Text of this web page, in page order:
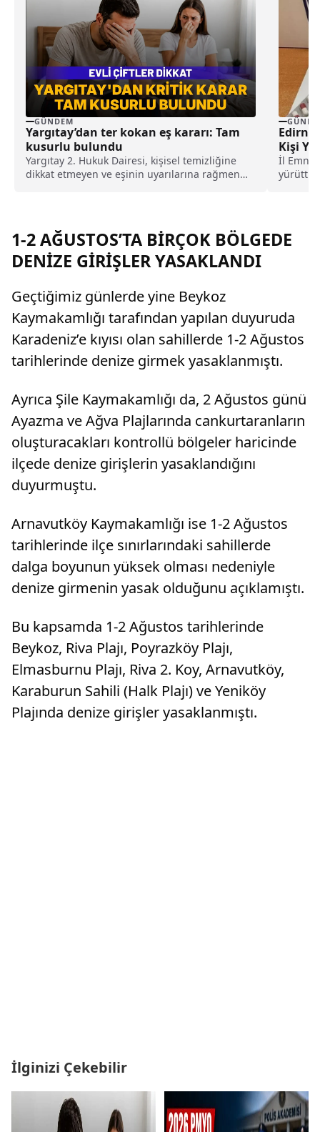
GÜNDEM
Yargıtay’dan ter kokan eş kararı: Tam
kusurlu bulundu
Yargıtay 2. Hukuk Dairesi, kişisel temizliğine
dikkat etmeyen ve eşinin uyarılarına rağmen
lira tazminat ödemesine karar verildi.
Kişi
İl
1-2 AĞUSTOS’TA BİRÇOK BÖLGEDE
DENİZE GİRİŞLER YASAKLANDI
Geçtiğimiz günlerde yine Beykoz
Kaymakamlığı tarafından yapılan duyuruda
Karadeniz’e kıyısı olan sahillerde 1-2 Ağustos
tarihlerinde denize girmek yasaklanmıştı.
Ayrıca Şile Kaymakamlığı da, 2 Ağustos günü
Ayazma ve Ağva Plajlarında cankurtaranların
oluşturacakları kontrollü bölgeler haricinde
ilçede denize girişlerin yasaklandığını
duyurmuştu.
Arnavutköy Kaymakamlığı ise 1-2 Ağustos
tarihlerinde ilçe sınırlarındaki sahillerde
dalga boyunun yüksek olması nedeniyle
denize girmenin yasak olduğunu açıklamıştı.
Bu kapsamda 1-2 Ağustos tarihlerinde
Beykoz, Riva Plajı, Poyrazköy Plajı,
Elmasburnu Plajı, Riva 2. Koy, Arnavutköy,
Karaburun Sahili (Halk Plajı) ve Yeniköy
Plajında denize girişler yasaklanmıştı.
İlginizi Çekebilir